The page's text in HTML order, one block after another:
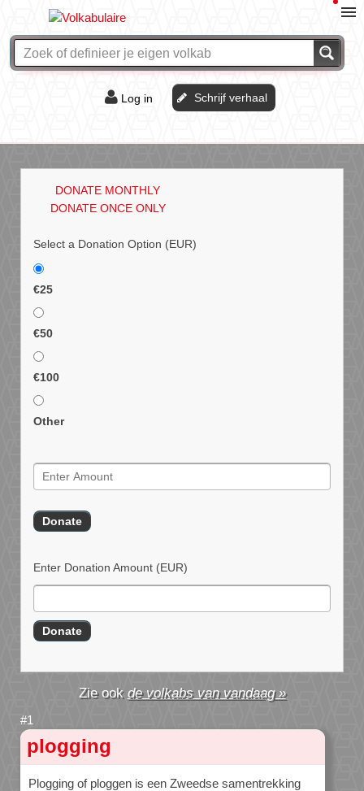
Log in Schrijf verhaal
DONATE MONTHLY
DONATE ONCE ONLY
Select a Donation Option (EUR)
€25
€50
€100
Other
Enter Donation Amount (EUR)
de volkabs van vandaag »
plogging
Plogging of ploggen is een Zweedse samentrekking